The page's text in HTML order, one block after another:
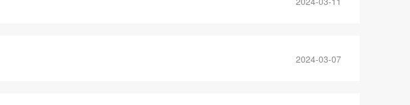
2024-03-07